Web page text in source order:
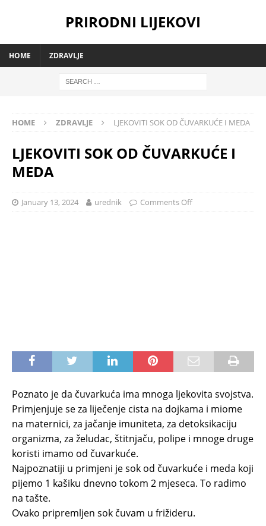
PRIRODNI LIJEKOVI
HOME ZDRAVLJE
HOME ZDRAVLJE LJEKOVITI SOK OD ČUVARKUĆE I MEDA
LJEKOVITI SOK OD ČUVARKUĆE I
MEDA
January 13, 2024 urednik Comments Off
Poznato je da čuvarkuća ima mnoga ljekovita svojstva.
Primjenjuje se za liječenje cista na dojkama i miome
na maternici, za jačanje imuniteta, za detoksikaciju
organizma, za želudac, štitnjaču, polipe i mnoge druge
koristi imamo od čuvarkuće.
Najpoznatiji u primjeni je sok od čuvarkuće i meda koji
pijemo 1 kašiku dnevno tokom 2 mjeseca. To radimo
na tašte.
Ovako pripremljen sok čuvam u frižideru.